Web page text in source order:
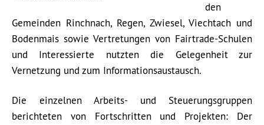
den
Gemeinden Rinchnach, Regen, Zwiesel, Viechtach und
Bodenmais sowie Vertretungen von Fairtrade-Schulen
und Interessierte nutzten die Gelegenheit zur
Vernetzung und zum Informationsaustausch.
Die einzelnen Arbeits- und Steuerungsgruppen
berichteten von Fortschritten und Projekten: Der